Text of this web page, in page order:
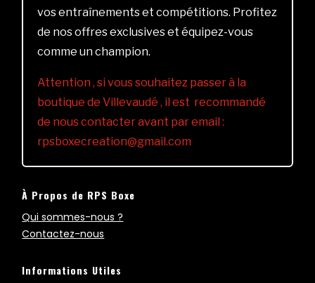
vos entraînements et compétitions. Profitez
de nos offres exclusives et équipez-vous
comme un champion.
Attention , si vous souhaitez passer à la
boutique de Villevaudé , il est recommandé
de nous contacter avant par email :
rpsboxecreation@gmail.com
À Propos de RPS Boxe
Qui sommes-nous ?
Contactez-nous
Informations Utiles